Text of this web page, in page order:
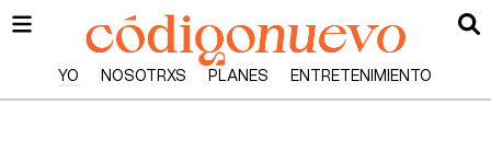
YO NOSOTRXS PLANES ENTRETENIMIENTO